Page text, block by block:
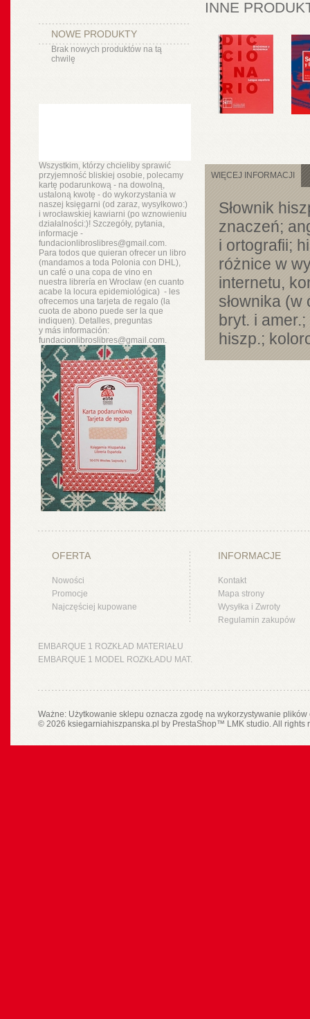
NOWE PRODUKTY
Brak nowych produktów na tą
chwilę
Wszystkim, którzy chcieliby sprawić
przyjemność bliskiej osobie, polecamy
kartę podarunkową - na dowolną,
ustaloną kwotę - do wykorzystania w
naszej księgarni (od zaraz, wysyłkowo:)
i wrocławskiej kawiarni (po wznowieniu
działalności:)! Szczegóły, pytania,
informacje -
fundacionlibroslibres@gmail.com.
Para todos que quieran ofrecer un libro
(mandamos a toda Polonia con DHL),
un café o una copa de vino en
nuestra libreríaen Wrocław (en cuanto
acabe la locura epidemiológica) - les
ofrecemos una tarjeta de regalo (la
cuota de abono puede ser la que
indiquen). Detalles, preguntas
y másinformación:
fundacionlibroslibres@gmail.com.
INNE
WIĘCEJ INFORMACJI
Słownik
znaczeń;
i ortografii;
różnice w
internetu,
słownika
bryt. i
hiszp.;
OFERTA
Nowości
Promocje
Najczęściej kupowane
INFORMACJE
Kontakt
Mapa strony
Wysyłka i Zwroty
Regulamin zakupów
EMBARQUE 1 ROZKŁAD MATERIAŁU
EMBARQUE 1 MODEL ROZKŁADU MAT.
Ważne: Użytkowanie sklepu oznacza zgodę na wykorzystywanie
© 2026 ksiegarniahiszpanska.pl by PrestaShop™ LMK studio. All rights